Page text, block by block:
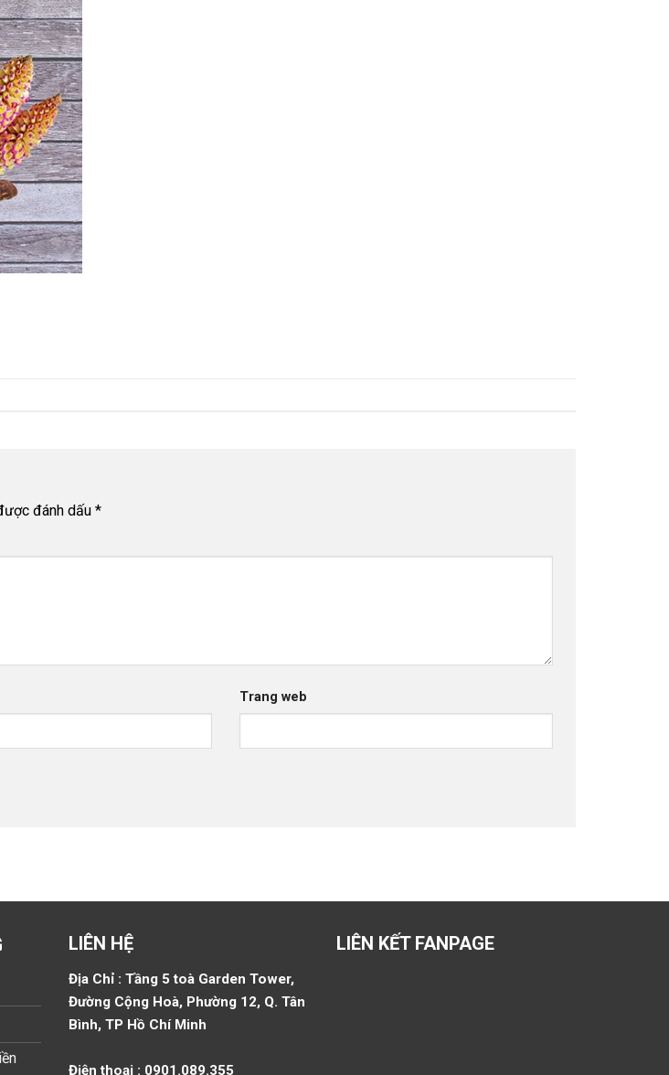
đánh dấu *
Trang web
LIÊN HỆ
Địa Chỉ : Tầng 5 toà Garden Tower,
Đường Cộng Hoà, Phường 12, Q. Tân
Bình, TP Hồ Chí Minh
Điện thoại : 0901.089.355
LIÊN KẾT FANPAGE